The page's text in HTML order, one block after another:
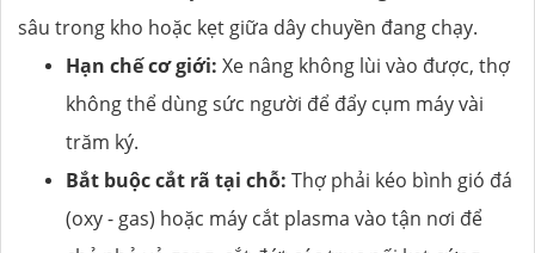
sâu trong kho hoặc kẹt giữa dây chuyền đang chạy.
Hạn chế cơ giới: Xe nâng không lùi vào được, thợ
không thể dùng sức người để đẩy cụm máy vài
trăm ký.
Bắt buộc cắt rã tại chỗ: Thợ phải kéo bình gió đá
(oxy - gas) hoặc máy cắt plasma vào tận nơi để